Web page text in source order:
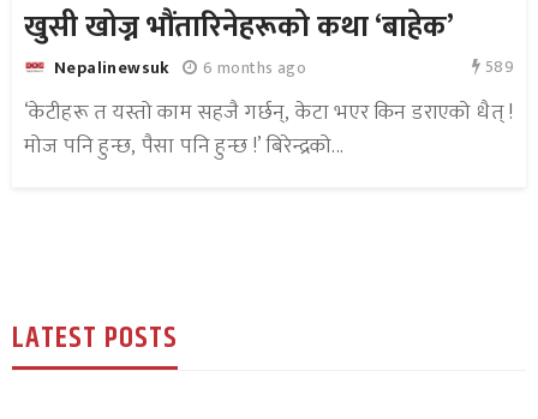
खुसी खोज्न भौंतारिनेहरूको कथा ‘बाहेक’
Nepalinewsuk 6 months ago 589
‘केटीहरू त यस्तो काम सहजै गर्छन्, केटा भएर किन डराएको धैत् !
मोज पनि हुन्छ, पैसा पनि हुन्छ !’ बिरेन्द्रको...
LATEST POSTS